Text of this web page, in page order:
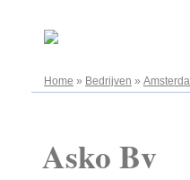
Home » Bedrijven »
Asko Bv